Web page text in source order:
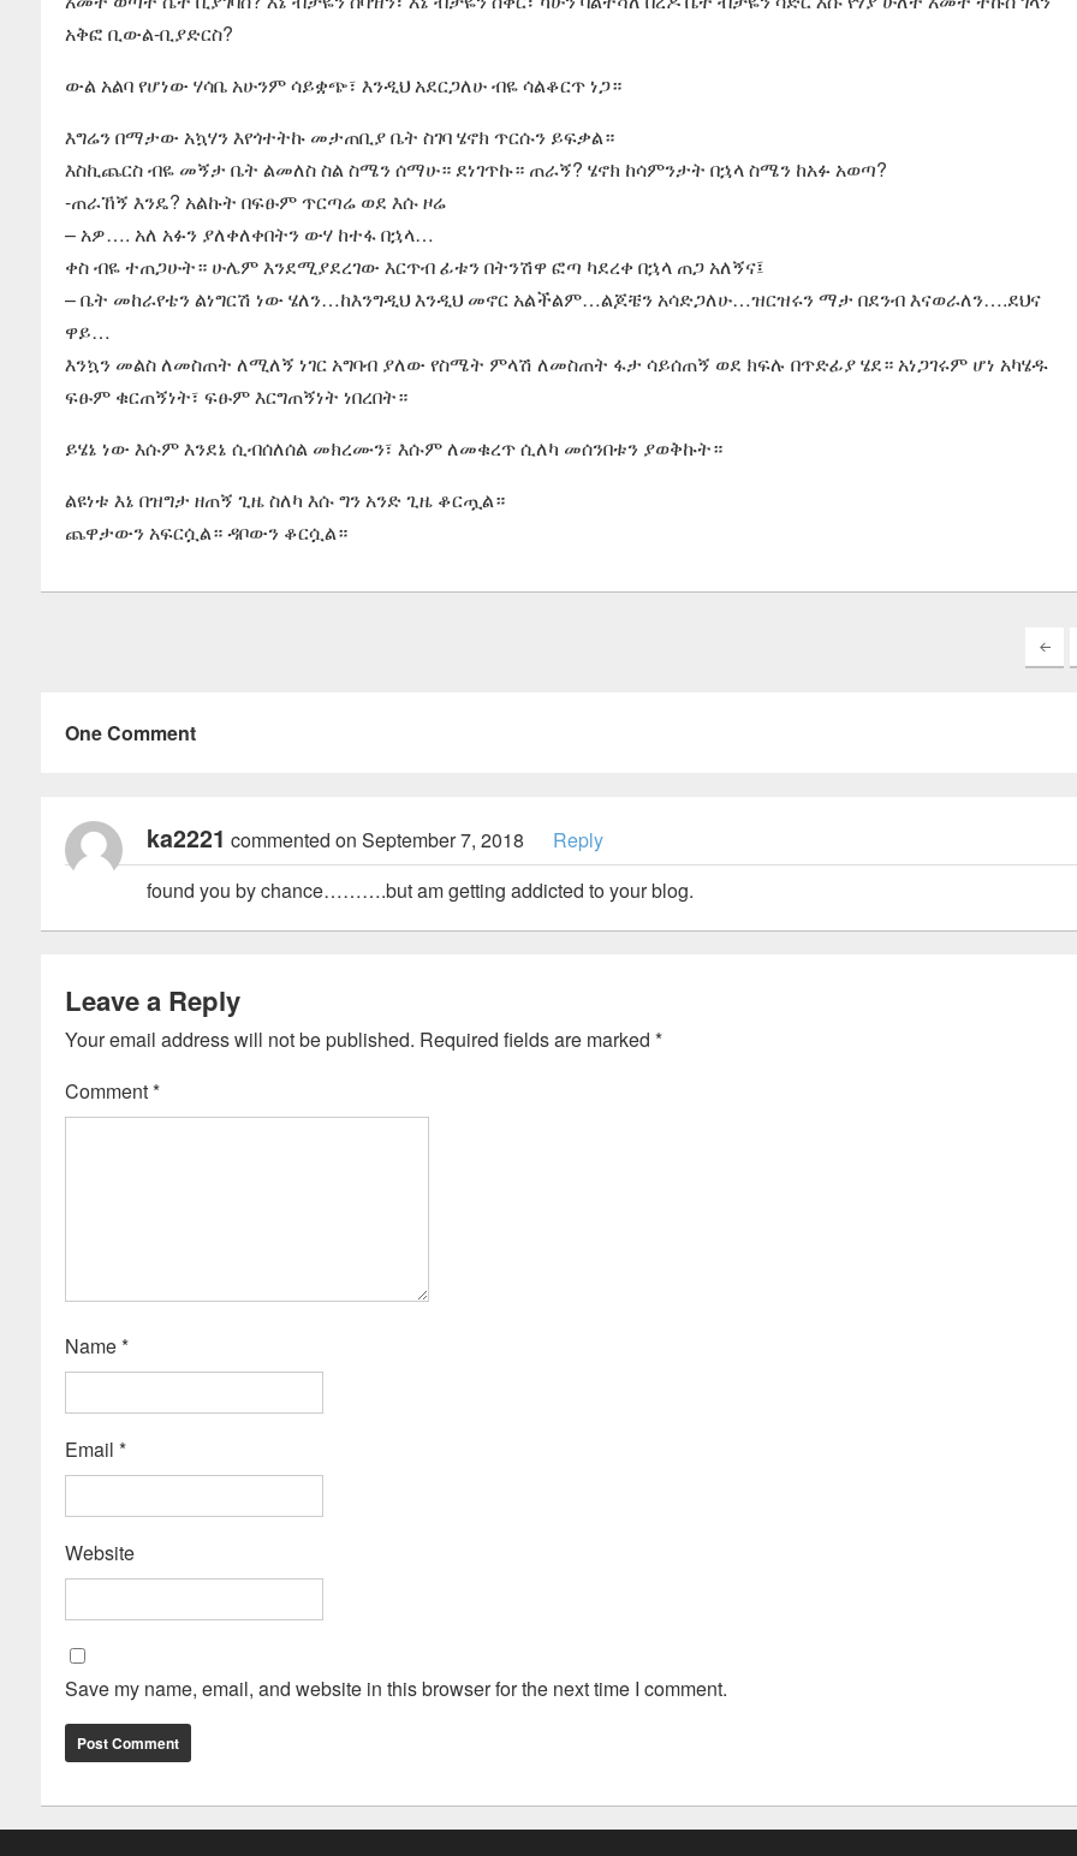
አቅፎ ቢውል-ቢያድርስ?
ውል አልባ የሆነው ሃሳቤ አሁንም ሳይቋጭ፣ እንዲህ አደርጋለሁ ብዬ ሳልቆርጥ ነጋ።
እግሬን በማታው አኳሃን እየጎተትኩ መታጠቢያ ቤት ስገባ ሄኖክ ጥርሱን ይፍቃል።
እስኪጨርስ ብዬ መኝታ ቤት ልመለስ ስል ስሜን ሰማሁ። ደነገጥኩ። ጠራኝ? ሄኖክ ከሳምንታት በኋላ ስሜን ከአፉ አወጣ?
-ጠራኸኝ እንዴ? አልኩት በፍፁም ጥርጣሬ ወደ እሱ ዞሬ
– አዎ…. አለ አፉን ያለቀለቀበትን ውሃ ከተፋ በኋላ…
ቀስ ብዬ ተጠጋሁት። ሁሌም እንደሚያደረገው እርጥብ ፊቱን በትንሽዋ ፎጣ ካደረቀ በኋላ ጠጋ አለኝና፤
– ቤት መከራየቴን ልነግርሽ ነው ሄለን…ከእንግዲህ እንዲህ መኖር አልችልም…ልጆቼን አሳድጋለሁ…ዝርዝሩን ማታ በደንብ እናወራለን….ደህና
ዋይ…
እንኳን መልስ ለመስጠት ለሚለኝ ነገር አግባብ ያለው የስሜት ምላሽ ለመስጠት ፋታ ሳይሰጠኝ ወደ ክፍሉ በጥድፊያ ሄደ። አነጋገሩም ሆነ አካሄዱ
ፍፁም ቁርጠኝነት፣ ፍፁም እርግጠኝነት ነበረበት።
ይሄኔ ነው እሱም እንደኔ ሲብሰለሰል መክረሙን፣ እሱም ለመቁረጥ ሲለካ መሰንበቱን ያወቅኩት።
ልዩነቱ እኔ በዝግታ ዘጠኝ ጊዜ ስለካ እሱ ግን አንድ ጊዜ ቆርጧል።
ጨዋታውን አፍርሷል። ዳቦውን ቆርሷል።
One Comment
ka2221 commented on September 7, 2018
Reply
found you by chance……….but am getting addicted to your blog.
Leave a Reply
Your email address will not be published. Required fields are marked *
Comment*
Name*
Email *
Website
Save my name, email, and website in this browser for the next time I comment.